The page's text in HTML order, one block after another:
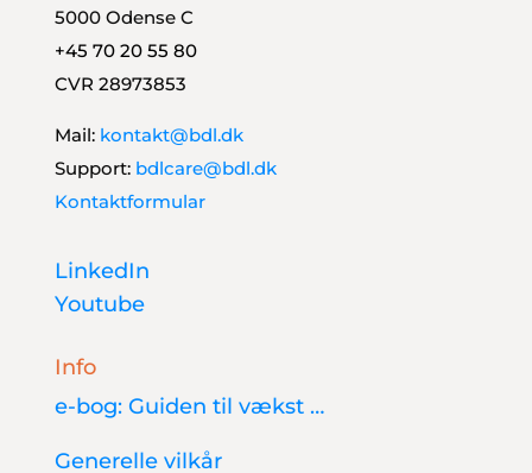
5000 Odense C
+45 70 20 55 80
CVR 28973853
Mail: kontakt@bdl.dk
Support: bdlcare@bdl.dk
Kontaktformular
LinkedIn
Youtube
Info
e-bog: Guiden til vækst …
Generelle vilkår